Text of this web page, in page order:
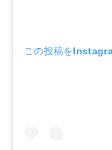
この投稿を